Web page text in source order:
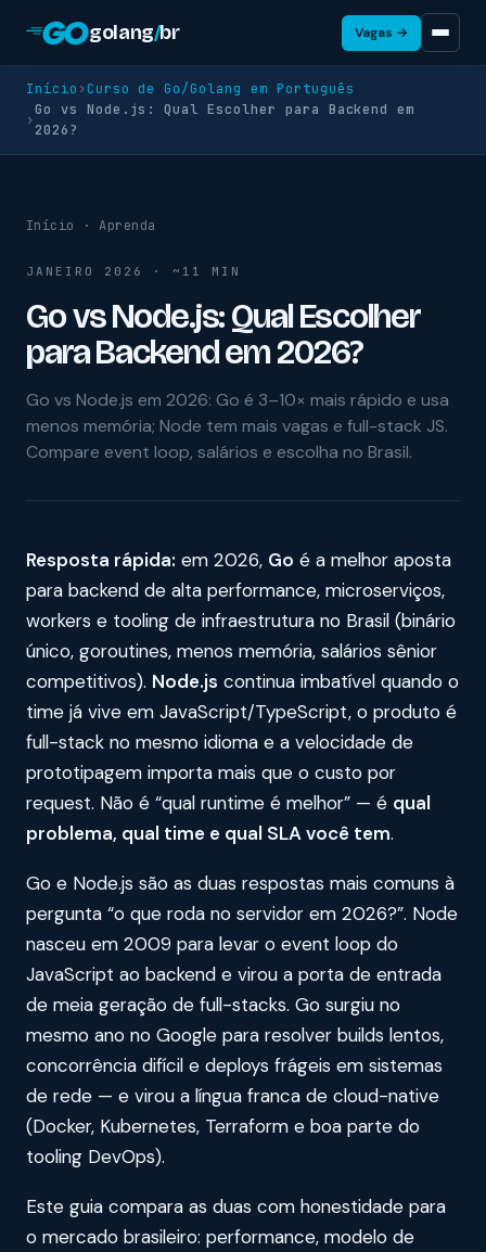
golang/br Vagas →
Início › Curso de Go/Golang em Português
›
Go vs Node.js: Qual Escolher para Backend em
2026?
Início ·Aprenda
JANEIRO 2026 · ~11 MIN
Go vs Node.js: Qual Escolher
para Backend em 2026?
Go vs Node.js em 2026: Go é 3–10× mais rápido e usa
menos memória; Node tem mais vagas e full-stack JS.
Compare event loop, salários e escolha no Brasil.
Resposta rápida: em 2026, Go é a melhor aposta
para backend de alta performance, microserviços,
workers e tooling de infraestrutura no Brasil (binário
único, goroutines, menos memória, salários sênior
competitivos). Node.js continua imbatível quando o
time já vive em JavaScript/TypeScript, o produto é
full-stack no mesmo idioma e a velocidade de
prototipagem importa mais que o custo por
request. Não é “qual runtime é melhor” — é qual
problema, qual time e qual SLA você tem.
Go e Node.js são as duas respostas mais comuns à
pergunta “o que roda no servidor em 2026?”. Node
nasceu em 2009 para levar o event loop do
JavaScript ao backend e virou a porta de entrada
de meia geração de full-stacks. Go surgiu no
mesmo ano no Google para resolver builds lentos,
concorrência difícil e deploys frágeis em sistemas
de rede — e virou a língua franca de cloud-native
(Docker, Kubernetes, Terraform e boa parte do
tooling DevOps).
Este guia compara as duas com honestidade para
o mercado brasileiro: performance, modelo de